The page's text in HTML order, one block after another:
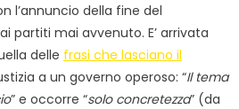
l’annuncio della fine del
partiti mai avvenuto. E’ arrivata
delle frasi che lasciano il
a un governo operoso: “Il tema
” e occorre “solo concretezza” (da